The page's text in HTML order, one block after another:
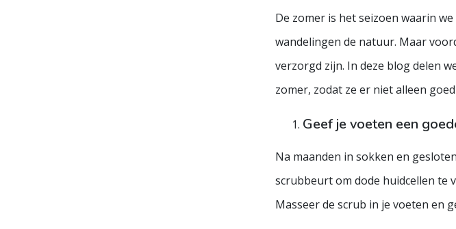
De zomer is het seizoen waarin
wandelingen de natuur. Maar
verzorgd zijn. In deze blog delen
zomer, zodat ze er niet alleen
Geef je voeten een
Na maanden in sokken en
scrubbeurt om dode huidcellen te
Masseer de scrub in je voeten en